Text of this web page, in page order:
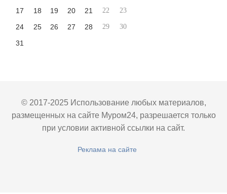
17 18 19 20 21 22 23
24 25 26 27 28 29 30
31
© 2017-2025 Использование любых материалов,
размещенных на сайте Муром24, разрешается только
при условии активной ссылки на сайт.
Реклама на сайте